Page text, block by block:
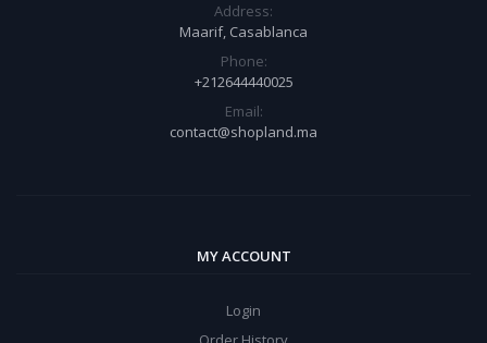
Address:
Maarif, Casablanca
Phone:
+212644440025
Email:
contact@shopland.ma
MY ACCOUNT
Login